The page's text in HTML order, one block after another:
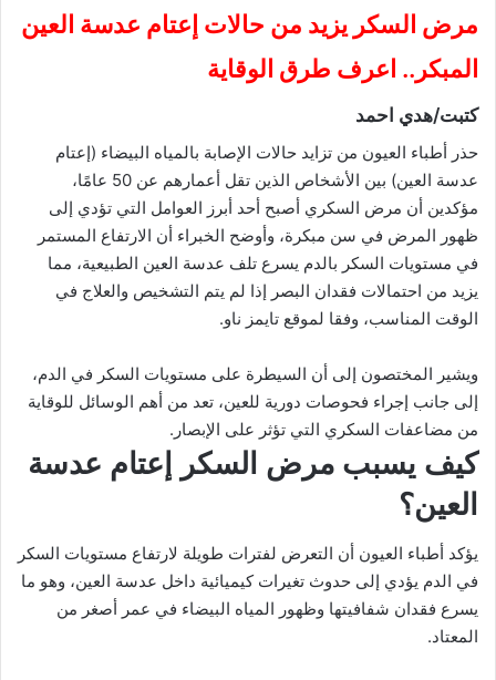
مرض السكر يزيد من حالات إعتام عدسة العين
المبكر.. اعرف طرق الوقاية
كتبت/هدي احمد
حذر أطباء العيون من تزايد حالات الإصابة بالمياه البيضاء (إعتام
عدسة العين) بين الأشخاص الذين تقل أعمارهم عن 50 عامًا،
مؤكدين أن مرض السكري أصبح أحد أبرز العوامل التي تؤدي إلى
ظهور المرض في سن مبكرة، وأوضح الخبراء أن الارتفاع المستمر
في مستويات السكر بالدم يسرع تلف عدسة العين الطبيعية، مما
يزيد من احتمالات فقدان البصر إذا لم يتم التشخيص والعلاج في
الوقت المناسب، وفقا لموقع تايمز ناو.
ويشير المختصون إلى أن السيطرة على مستويات السكر في الدم،
إلى جانب إجراء فحوصات دورية للعين، تعد من أهم الوسائل للوقاية
من مضاعفات السكري التي تؤثر على الإبصار.
كيف يسبب مرض السكر إعتام عدسة
العين؟
يؤكد أطباء العيون أن التعرض لفترات طويلة لارتفاع مستويات السكر
في الدم يؤدي إلى حدوث تغيرات كيميائية داخل عدسة العين، وهو ما
يسرع فقدان شفافيتها وظهور المياه البيضاء في عمر أصغر من
المعتاد.